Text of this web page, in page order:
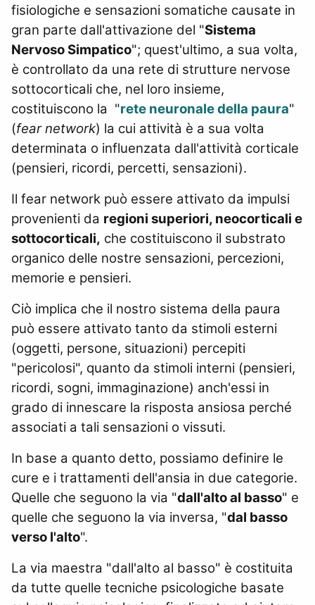
fisiologiche e sensazioni somatiche causate in
gran parte dall'attivazione del "Sistema
Nervoso Simpatico"; quest'ultimo, a sua volta,
è controllato da una rete di strutture nervose
sottocorticali che, nel loro insieme,
costituiscono la "rete neuronale della paura"
(fear network) la cui attività è a sua volta
determinata o influenzata dall'attività corticale
(pensieri, ricordi, percetti, sensazioni).
Il fear network può essere attivato da impulsi
provenienti da regioni superiori, neocorticali e
sottocorticali, che costituiscono il substrato
organico delle nostre sensazioni, percezioni,
memorie e pensieri.
Ciò implica che il nostro sistema della paura
può essere attivato tanto da stimoli esterni
(oggetti, persone, situazioni) percepiti
"pericolosi", quanto da stimoli interni (pensieri,
ricordi, sogni, immaginazione) anch'essi in
grado di innescare la risposta ansiosa perché
associati a tali sensazioni o vissuti.
In base a quanto detto, possiamo definire le
cure e i trattamenti dell'ansia in due categorie.
Quelle che seguono la via "dall'alto al basso" e
quelle che seguono la via inversa, "dal basso
verso l'alto".
La via maestra "dall'alto al basso" è costituita
da tutte quelle tecniche psicologiche basate